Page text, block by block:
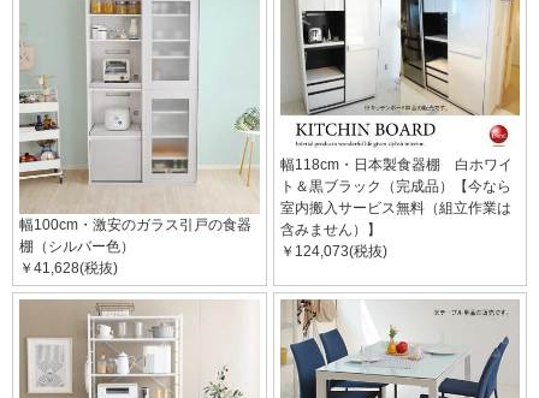
幅100cm・激安のガラス引戸の食器
棚（シルバー色）
￥41,628(税抜)
幅118cm・日本製食器棚 白ホワイ
ト＆黒ブラック（完成品）【今なら
室内搬入サービス無料（組立作業は
含みません）】
￥124,073(税抜)